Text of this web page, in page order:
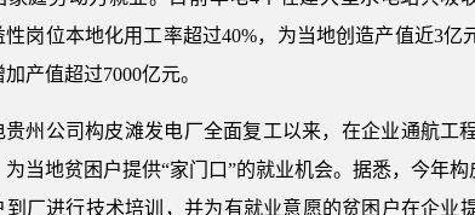
性岗位本地化用工率超过40%，为当地创造产值近3
产值超过7000亿元。
贵州公司构皮滩发电厂全面复工以来，在企业通航工
为当地贫困户提供“家门口”的就业机会。据悉，今年
到厂进行技术培训，并为有就业意愿的贫困户在企